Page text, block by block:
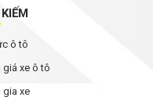
hạn bảo hành
siêu hiếm xuất hiện trong
Mai Phương Thúy
ô tô
giá xe ô tô
gia xe